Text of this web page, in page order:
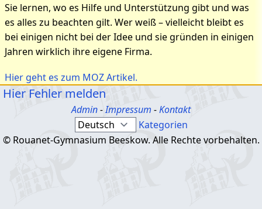
Sie lernen, wo es Hilfe und Unterstützung gibt und was
es alles zu beachten gilt. Wer weiß – vielleicht bleibt es
bei einigen nicht bei der Idee und sie gründen in einigen
Jahren wirklich ihre eigene Firma.
Hier geht es zum MOZ Artikel.
Hier Fehler melden
Admin-Impressum -Kontakt
Kategorien
© Rouanet-Gymnasium Beeskow. Alle Rechte vorbehalten.